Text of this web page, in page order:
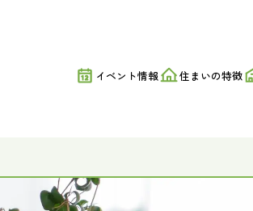
｜美都住販
イベント情報 住まいの特徴